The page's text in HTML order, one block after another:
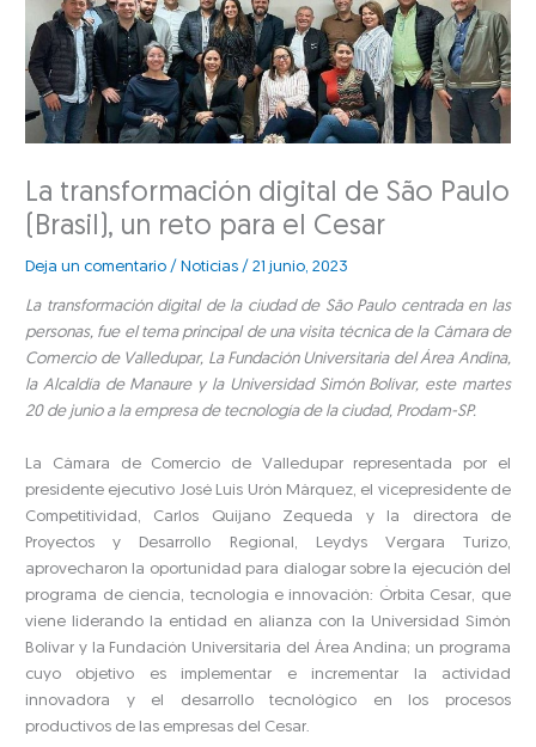
La transformación digital de São Paulo
(Brasil), un reto para el Cesar
Deja un comentario / Noticias /21 junio, 2023
La transformación digital de la ciudad de São Paulo centrada en las
personas, fue el tema principal de una visita técnica de la Cámara de
Comercio de Valledupar, La Fundación Universitaria del Área Andina,
la Alcaldía de Manaure y la Universidad Simón Bolívar, este martes
20 de junio a la empresa de tecnología de la ciudad, Prodam-SP.
La Cámara de Comercio de Valledupar representada por el
presidente ejecutivo José Luis Urón Márquez, el vicepresidente de
Competitividad, Carlos Quijano Zequeda y la directora de
Proyectos y Desarrollo Regional, Leydys Vergara Turizo,
aprovecharon la oportunidad para dialogar sobre la ejecución del
programa de ciencia, tecnología e innovación: Órbita Cesar, que
viene liderando la entidad en alianza con la Universidad Simón
Bolívar y la Fundación Universitaria del Área Andina; un programa
cuyo objetivo es implementar e incrementar la actividad
innovadora y el desarrollo tecnológico en los procesos
productivos de las empresas del Cesar.